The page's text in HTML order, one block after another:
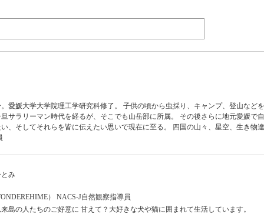
愛媛大学大学院理工学研究科修了。 子供の頃から虫採り、キャンプ、登山など
サラリーマン時代を経るが、そこでも山岳部に所属。 その後さらに地元愛媛で
、そしてそれらを皆に伝えたい思いで現在に至る。 四国の山々、星空、生き物
み
） NACS-J自然観察指導員
島の人たちのご好意に 甘えて？大好きな犬や猫に囲まれて生活しています。